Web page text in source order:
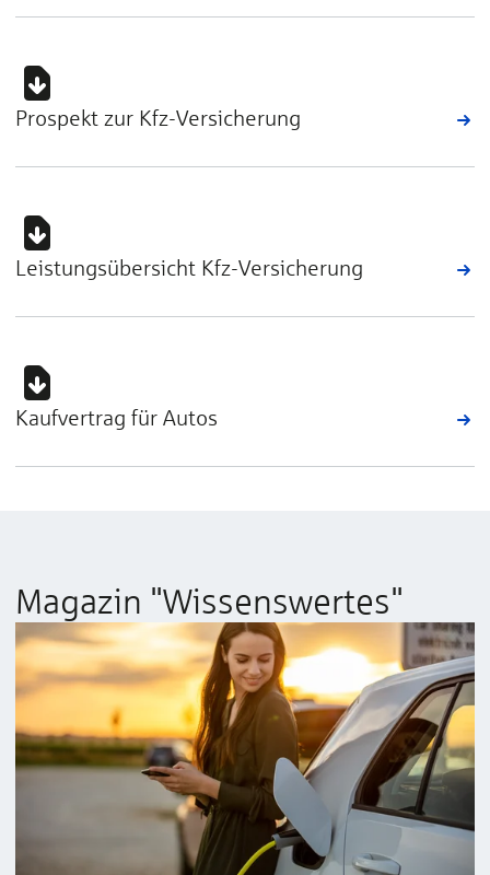
Prospekt zur Kfz-Versicherung
Leistungsübersicht Kfz-Versicherung
Kaufvertrag für Autos
Magazin "Wissenswertes"